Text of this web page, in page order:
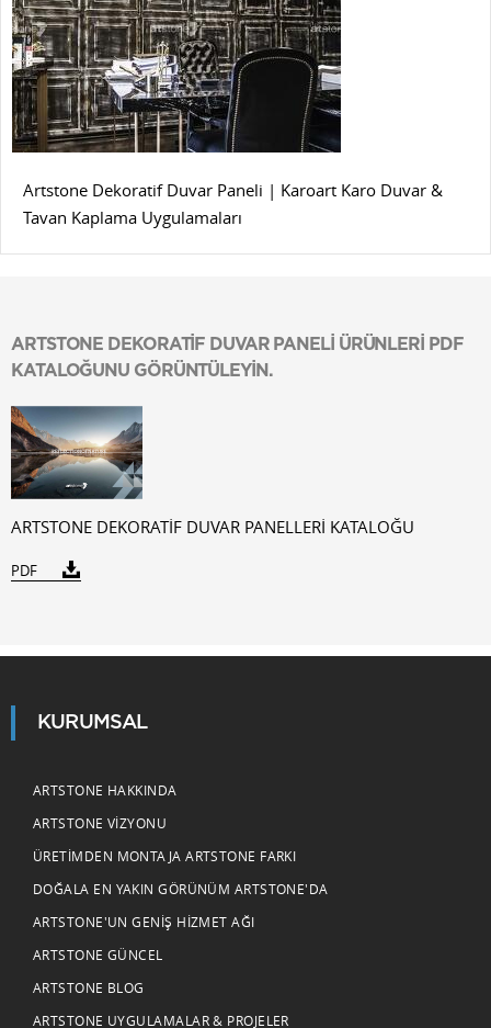
Artstone Dekoratif Duvar Paneli | Karoart Karo Duvar &
Tavan Kaplama Uygulamaları
ARTSTONE DEKORATİF DUVAR PANELİ ÜRÜNLERİ PDF
KATALOĞUNU GÖRÜNTÜLEYİN.
ARTSTONE DEKORATİF DUVAR PANELLERİ KATALOĞU
PDF
KURUMSAL
ARTSTONE HAKKINDA
ARTSTONE VIZYONU
ÜRETIMDEN MONTAJA ARTSTONE FARKI
DOĞALA EN YAKIN GÖRÜNÜM ARTSTONE'DA
ARTSTONE'UN GENIŞ HIZMET AĞI
ARTSTONE GÜNCEL
ARTSTONE BLOG
ARTSTONE UYGULAMALAR & PROJELER